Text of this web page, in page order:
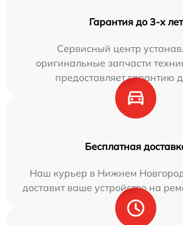
Гарантия до 3-х лет
Сервисный центр
оригинальные запчасти
предоставляет гарантию
Бесплатная
Наш курьер в Нижнем
доставит ваше устройство на